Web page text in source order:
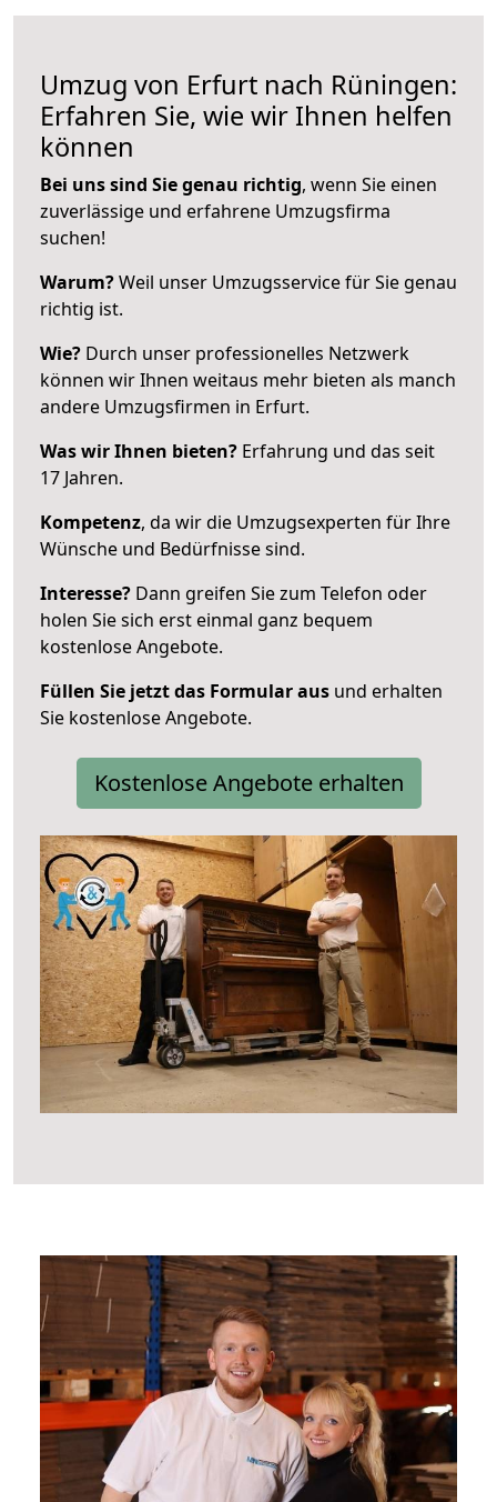
Umzug von Erfurt nach Rüningen:
Erfahren Sie, wie wir Ihnen helfen
können
Bei uns sind Sie genau richtig, wenn Sie einen
zuverlässige und erfahrene Umzugsfirma
suchen!
Warum?Weil unser Umzugsservice für Sie genau
richtig ist.
Wie? Durch unser professionelles Netzwerk
können wir Ihnen weitaus mehr bieten als manch
andere Umzugsfirmen in Erfurt.
Was wir Ihnen bieten? Erfahrung und das seit
17 Jahren.
Kompetenz, da wir die Umzugsexperten für Ihre
Wünsche und Bedürfnisse sind.
Interesse? Dann greifen Sie zum Telefon oder
holen Sie sich erst einmal ganz bequem
kostenlose Angebote.
Füllen Sie jetzt das Formular aus und erhalten
Sie kostenlose Angebote.
Kostenlose Angebote erhalten